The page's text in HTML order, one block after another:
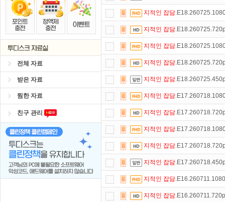
전체 자료
받은 자료
찜한 자료
친구 관리
숨어있는 카드 마일리지 조회하고
댓글만 잘써도무료 포인트를 드립
지적인 잡담
지적인 잡담
지적인 잡담
지적인 잡담
지적인 잡담
지적인 잡담
지적인 잡담
지적인 잡담
지적인 잡담
지적인 잡담
지적인 잡담
지적인 잡담